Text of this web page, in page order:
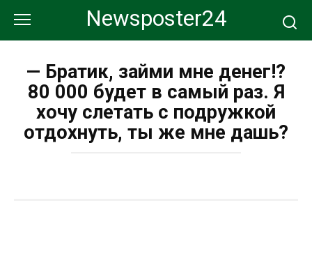
контенту
Newsposter24
— Братик, займи мне денег!?
80 000 будет в самый раз. Я
хочу слетать с подружкой
отдохнуть, ты же мне дашь?